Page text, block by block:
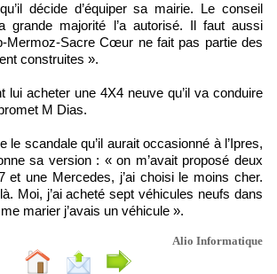
décide d’équiper sa mairie. Le conseil
grande majorité l’a autorisé. Il faut aussi
Mermoz-Sacre Cœur ne fait pas partie des
construites ».
lui acheter une 4X4 neuve qu’il va conduire
M Dias.
le scandale qu’il aurait occasionné à l’Ipres,
sa version : « on m’avait proposé deux
et une Mercedes, j’ai choisi le moins cher.
Moi, j’ai acheté sept véhicules neufs dans
marier j’avais un véhicule ».
Alio Informatique